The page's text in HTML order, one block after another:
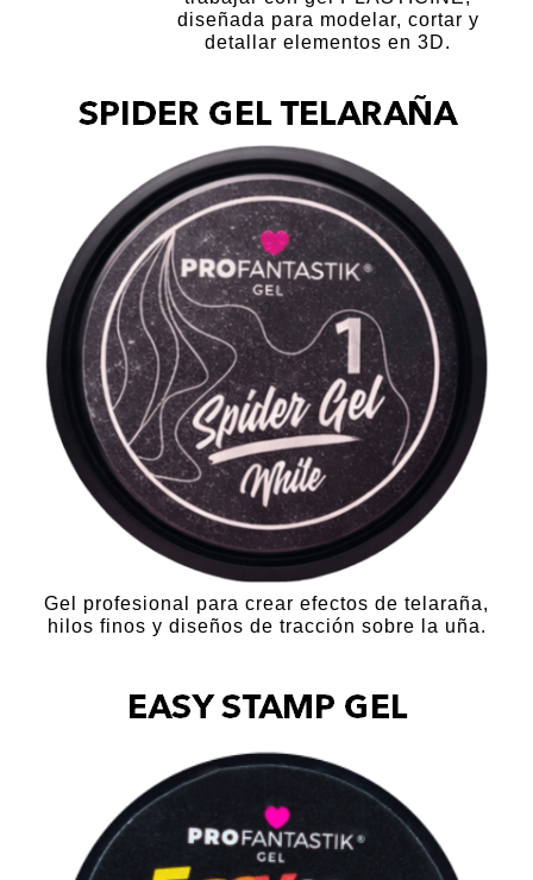
diseñada para modelar, cortar y
detallar elementos en 3D.
Gel profesional para crear efectos de telaraña,
hilos finos y diseños de tracción sobre la uña.